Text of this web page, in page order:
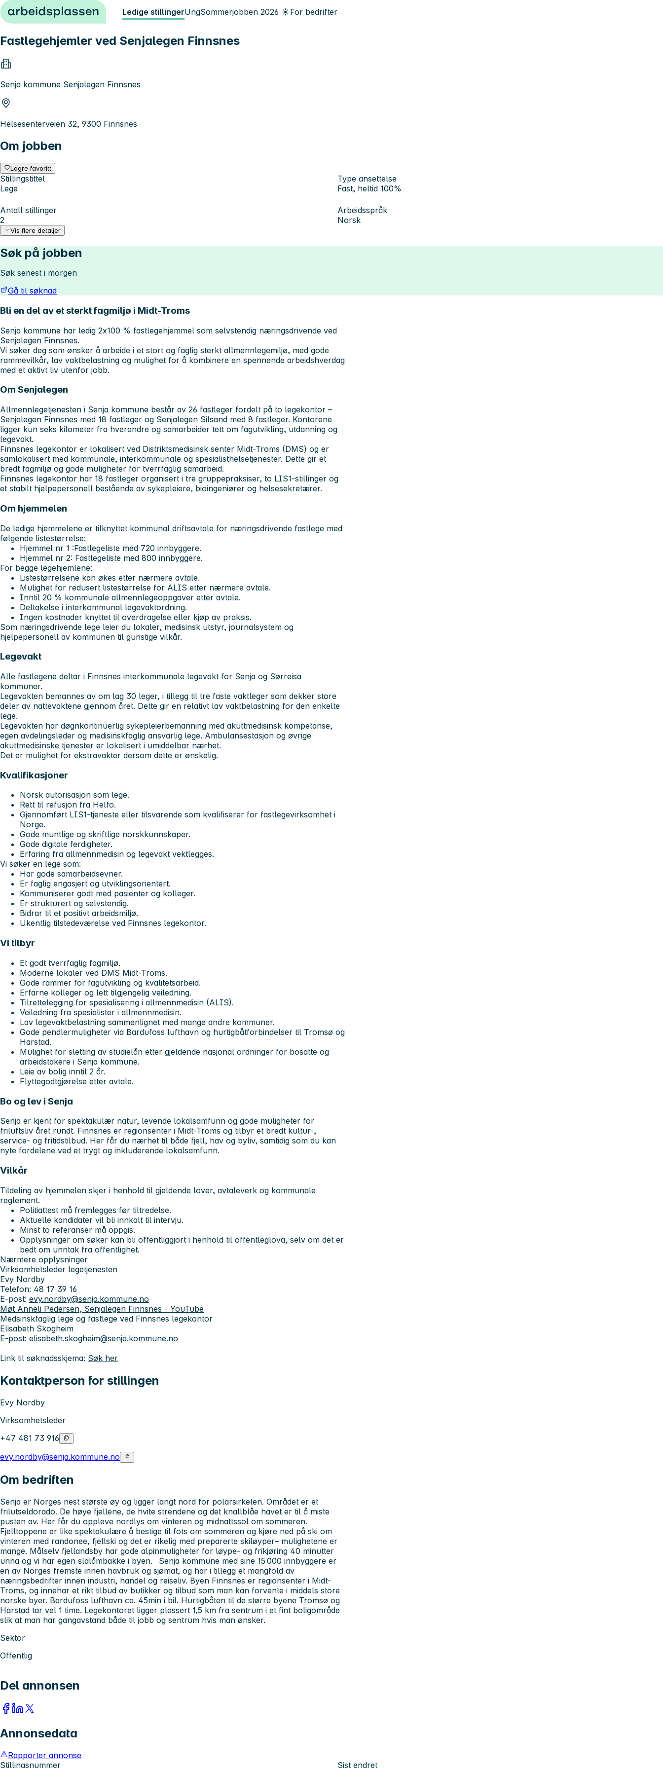
Hopp til innhold Ledige stillingerUngSommerjobben 2026 ☀️For bedrifter
Fastlegehjemler ved Senjalegen Finnsnes
Senja kommune Senjalegen Finnsnes
Helsesenterveien 32, 9300 Finnsnes
Om jobben
Lagre favoritt
Stillingstittel
Lege
Type ansettelse
Fast, heltid 100%
Antall stillinger
2
Arbeidsspråk
Norsk
Vis flere detaljer
Søk på jobben
Søk senest i morgen
Gå til søknad
Bli en del av et sterkt fagmiljø i Midt-Troms
Senja kommune har ledig 2x100 % fastlegehjemmel som selvstendig næringsdrivende ved
Senjalegen Finnsnes.
Vi søker deg som ønsker å arbeide i et stort og faglig sterkt allmennlegemiljø, med gode
rammevilkår, lav vaktbelastning og mulighet for å kombinere en spennende arbeidshverdag
med et aktivt liv utenfor jobb.
Om Senjalegen
Allmennlegetjenesten i Senja kommune består av 26 fastleger fordelt på to legekontor –
Senjalegen Finnsnes med 18 fastleger og Senjalegen Silsand med 8 fastleger. Kontorene
ligger kun seks kilometer fra hverandre og samarbeider tett om fagutvikling, utdanning og
legevakt.
Finnsnes legekontor er lokalisert ved Distriktsmedisinsk senter Midt-Troms (DMS) og er
samlokalisert med kommunale, interkommunale og spesialisthelsetjenester. Dette gir et
bredt fagmiljø og gode muligheter for tverrfaglig samarbeid.
Finnsnes legekontor har 18 fastleger organisert i tre gruppepraksiser, to LIS1-stillinger og
et stabilt hjelpepersonell bestående av sykepleiere, bioingeniører og helsesekretærer.
Om hjemmelen
De ledige hjemmelene er tilknyttet kommunal driftsavtale for næringsdrivende fastlege med
følgende listestørrelse:
Hjemmel nr 1 :Fastlegeliste med 720 innbyggere.
Hjemmel nr 2: Fastlegeliste med 800 innbyggere.
For begge legehjemlene:
Listestørrelsene kan økes etter nærmere avtale.
Mulighet for redusert listestørrelse for ALIS etter nærmere avtale.
Inntil 20 % kommunale allmennlegeoppgaver etter avtale.
Deltakelse i interkommunal legevaktordning.
Ingen kostnader knyttet til overdragelse eller kjøp av praksis.
Som næringsdrivende lege leier du lokaler, medisinsk utstyr, journalsystem og
hjelpepersonell av kommunen til gunstige vilkår.
Legevakt
Alle fastlegene deltar i Finnsnes interkommunale legevakt for Senja og Sørreisa
kommuner.
Legevakten bemannes av om lag 30 leger, i tillegg til tre faste vaktleger som dekker store
deler av nattevaktene gjennom året. Dette gir en relativt lav vaktbelastning for den enkelte
lege.
Legevakten har døgnkontinuerlig sykepleierbemanning med akuttmedisinsk kompetanse,
egen avdelingsleder og medisinskfaglig ansvarlig lege. Ambulansestasjon og øvrige
akuttmedisinske tjenester er lokalisert i umiddelbar nærhet.
Det er mulighet for ekstravakter dersom dette er ønskelig.
Kvalifikasjoner
Norsk autorisasjon som lege.
Rett til refusjon fra Helfo.
Gjennomført LIS1-tjeneste eller tilsvarende som kvalifiserer for fastlegevirksomhet i
Norge.
Gode muntlige og skriftlige norskkunnskaper.
Gode digitale ferdigheter.
Erfaring fra allmennmedisin og legevakt vektlegges.
Vi søker en lege som:
Har gode samarbeidsevner.
Er faglig engasjert og utviklingsorientert.
Kommuniserer godt med pasienter og kolleger.
Er strukturert og selvstendig.
Bidrar til et positivt arbeidsmiljø.
Ukentlig tilstedeværelse ved Finnsnes legekontor.
Vi tilbyr
Et godt tverrfaglig fagmiljø.
Moderne lokaler ved DMS Midt-Troms.
Gode rammer for fagutvikling og kvalitetsarbeid.
Erfarne kolleger og lett tilgjengelig veiledning.
Tilrettelegging for spesialisering i allmennmedisin (ALIS).
Veiledning fra spesialister i allmennmedisin.
Lav legevaktbelastning sammenlignet med mange andre kommuner.
Gode pendlermuligheter via Bardufoss lufthavn og hurtigbåtforbindelser til Tromsø og
Harstad.
Mulighet for sletting av studielån etter gjeldende nasjonal ordninger for bosatte og
arbeidstakere i Senja kommune.
Leie av bolig inntil 2 år.
Flyttegodtgjørelse etter avtale.
Bo og lev i Senja
Senja er kjent for spektakulær natur, levende lokalsamfunn og gode muligheter for
friluftsliv året rundt. Finnsnes er regionsenter i Midt-Troms og tilbyr et bredt kultur-,
service- og fritidstilbud. Her får du nærhet til både fjell, hav og byliv, samtidig som du kan
nyte fordelene ved et trygt og inkluderende lokalsamfunn.
Vilkår
Tildeling av hjemmelen skjer i henhold til gjeldende lover, avtaleverk og kommunale
reglement.
Politiattest må fremlegges før tiltredelse.
Aktuelle kandidater vil bli innkalt til intervju.
Minst to referanser må oppgis.
Opplysninger om søker kan bli offentliggjort i henhold til offentleglova, selv om det er
bedt om unntak fra offentlighet.
Nærmere opplysninger
Virksomhetsleder legetjenesten
Evy Nordby
Telefon: 48 17 39 16
E-post: evy.nordby@senja.kommune.no
Møt Anneli Pedersen, Senjalegen Finnsnes - YouTube
Medsinskfaglig lege og fastlege ved Finnsnes legekontor
Elisabeth Skogheim
E-post: elisabeth.skogheim@senja.kommune.no
Link til søknadsskjema: Søk her
Kontaktperson for stillingen
Evy Nordby
Virksomhetsleder
+47 481 73 916
evy.nordby@senja.kommune.no
Om bedriften
Senja er Norges nest største øy og ligger langt nord for polarsirkelen. Området er et
frilutseldorado. De høye fjellene, de hvite strendene og det knallblåe havet er til å miste
pusten av. Her får du oppleve nordlys om vinteren og midnattssol om sommeren.
Fjelltoppene er like spektakulære å bestige til fots om sommeren og kjøre ned på ski om
vinteren med randonee, fjellski og det er rikelig med preparerte skiløyper– mulighetene er
mange. Målselv fjellandsby har gode alpinmuligheter for løype- og frikjøring 40 minutter
unna og vi har egen slalåmbakke i byen. Senja kommune med sine 15 000 innbyggere er
en av Norges fremste innen havbruk og sjømat, og har i tillegg et mangfold av
næringsbedrifter innen industri, handel og reiseliv. Byen Finnsnes er regionsenter i Midt-
Troms, og innehar et rikt tilbud av butikker og tilbud som man kan forvente i middels store
norske byer. Bardufoss lufthavn ca. 45min i bil. Hurtigbåten til de større byene Tromsø og
Harstad tar vel 1 time. Legekontoret ligger plassert 1,5 km fra sentrum i et fint boligområde
slik at man har gangavstand både til jobb og sentrum hvis man ønsker.
Sektor
Offentlig
Del annonsen
Annonsedata
Rapporter annonse
Stillingsnummer
Sist endret